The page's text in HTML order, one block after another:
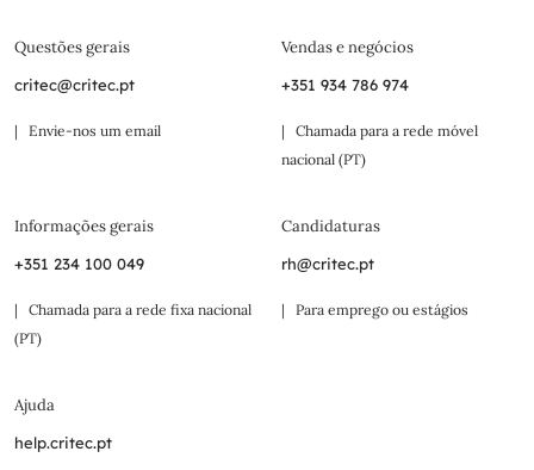
Questões gerais
critec@critec.pt
| Envie-nos um email
Vendas e negócios
+351 934 786 974
| Chamada para a rede móvel
nacional (PT)
Informações gerais
+351 234 100 049
| Chamada para a rede fixa nacional
(PT)
Candidaturas
rh@critec.pt
| Para emprego ou estágios
Ajuda
help.critec.pt